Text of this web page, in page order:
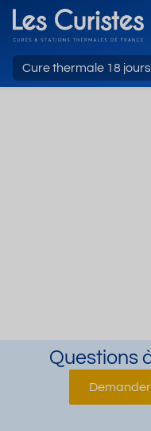
Cure thermale 18 jours
Questions